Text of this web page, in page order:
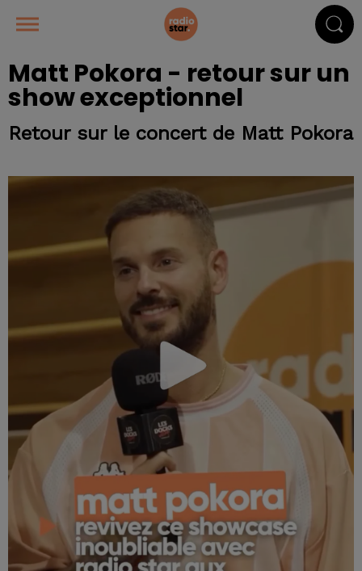
Matt Pokora - retour sur un
show exceptionnel
Retour sur le concert de Matt Pokora